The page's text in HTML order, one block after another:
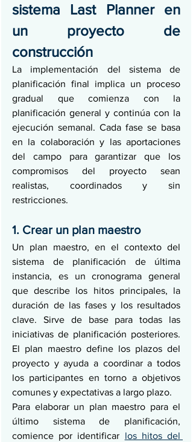
sistema Last Planner en
un proyecto de
construcción
La implementación del sistema de
planificación final implica un proceso
gradual que comienza con la
planificación general y continúa con la
ejecución semanal. Cada fase se basa
en la colaboración y las aportaciones
del campo para garantizar que los
compromisos del proyecto sean
realistas, coordinados y sin
restricciones.
1. Crear un plan maestro
Un plan maestro, en el contexto del
sistema de planificación de última
instancia, es un cronograma general
que describe los hitos principales, la
duración de las fases y los resultados
clave. Sirve de base para todas las
iniciativas de planificación posteriores.
El plan maestro define los plazos del
proyecto y ayuda a coordinar a todos
los participantes en torno a objetivos
comunes y expectativas a largo plazo.
Para elaborar un plan maestro para el
último sistema de planificación,
comience por identificar los hitos del